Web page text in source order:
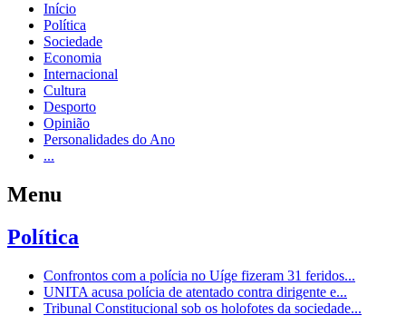
Início
Política
Sociedade
Economia
Internacional
Cultura
Desporto
Opinião
Personalidades do Ano
...
Menu
Política
Confrontos com a polícia no Uíge fizeram 31 feridos...
UNITA acusa polícia de atentado contra dirigente e...
Tribunal Constitucional sob os holofotes da sociedade...